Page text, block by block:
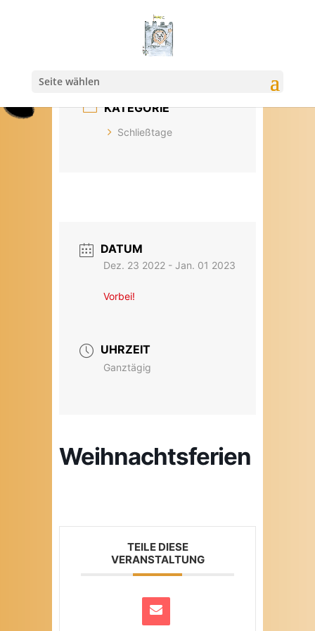
Seite wählen
KATEGORIE
Schließtage
DATUM
Dez. 23 2022 - Jan. 01 2023
Vorbei!
UHRZEIT
Ganztägig
Weihnachtsferien
TEILE DIESE
VERANSTALTUNG